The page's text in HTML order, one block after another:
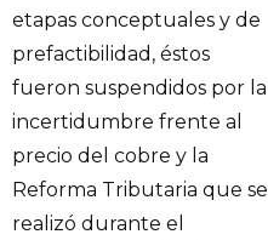
etapas conceptuales y de
prefactibilidad, éstos
fueron suspendidos por la
incertidumbre frente al
precio del cobre y la
Reforma Tributaria que se
realizó durante el